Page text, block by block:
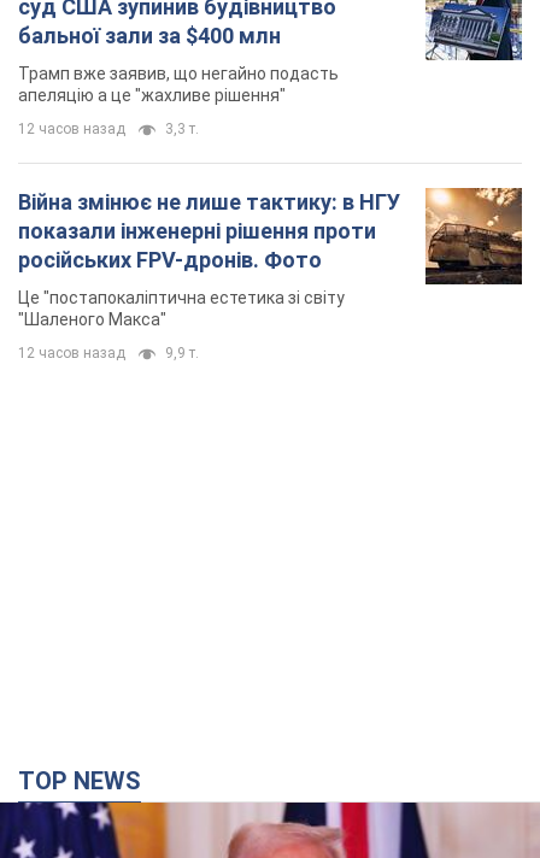
суд США зупинив будівництво
бальної зали за $400 млн
Трамп вже заявив, що негайно подасть
апеляцію а це "жахливе рішення"
12 часов назад 3,3 т.
Війна змінює не лише тактику: в НГУ
показали інженерні рішення проти
російських FPV-дронів. Фото
Це "постапокаліптична естетика зі світу
"Шаленого Макса"
12 часов назад 9,9 т.
TOP NEWS